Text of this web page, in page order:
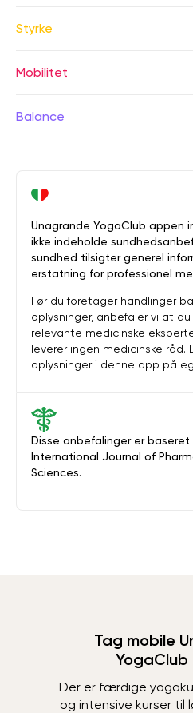
Styrke
Mobilitet
Balance
Disse anbefalinger er baseret
International Journal of
Sciences.
Unagrande YogaClub appen
ikke indeholde
sundhed tilsigter generel
erstatning for professionel
Før du foretager handlinger
oplysninger, anbefaler vi at
relevante medicinske
leverer ingen medicinske råd.
oplysninger i denne app på
Tag mobile
Der er færdige
og intensive kurser til